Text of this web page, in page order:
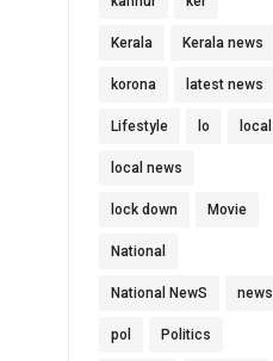
Kerala Kerala news
korona latest news
Lifestyle lo local
local news
lock down Movie
National
National NewS news
pol Politics